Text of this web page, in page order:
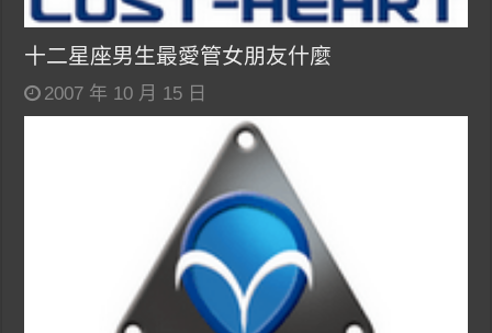
十二星座男生最愛管女朋友什麼
2007 年 10 月 15 日